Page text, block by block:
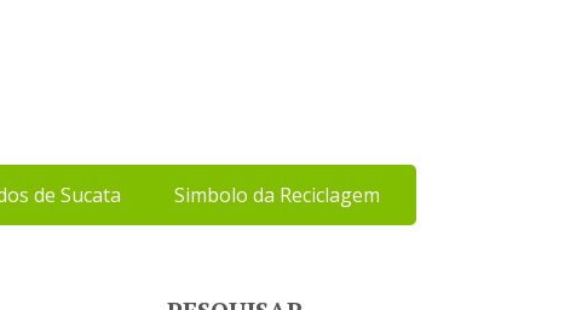
de Sucata Simbolo da Reciclagem